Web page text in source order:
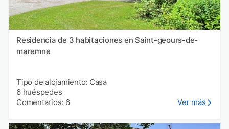
Residencia de 3 habitaciones en Saint-geours-de-
maremne
Tipo de alojamiento: Casa
6 huéspedes
Comentarios: 6
Ver más